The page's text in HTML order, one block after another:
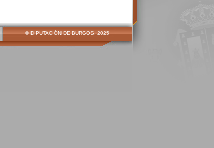
© DIPUTACIÓN DE BURGOS, 2025